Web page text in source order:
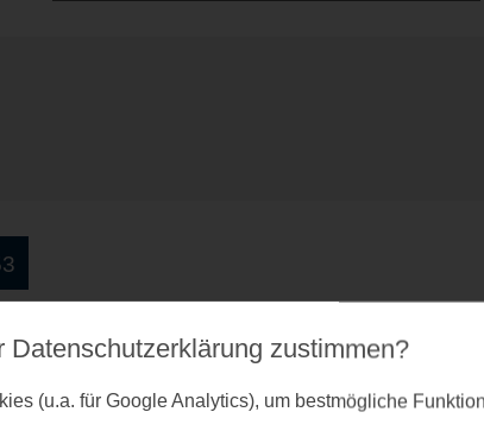
Datenschutz­erklärung zustimmen?
(u.a. für Google Analytics), um bestmögliche